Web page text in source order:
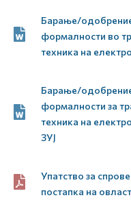
Барање/
формалности во
техника на
Барање/
формалности за
техника на
ЗУЈ
Упатство за
постапка на